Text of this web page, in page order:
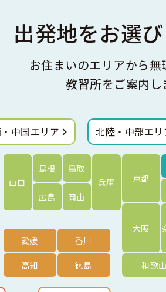
出発地をお選
お住まいのエリアから無
教習所をご案内し
北陸・中部エリ
中国エリア
京都
大阪
和歌山
兵庫
鳥取
岡山
島根
広島
山口
徳島
香川
愛媛
高知